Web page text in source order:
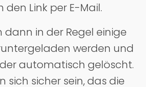
den Link per E-Mail.
dann in der Regel einige
werden und
automatisch gelöscht.
sich sicher sein, das die